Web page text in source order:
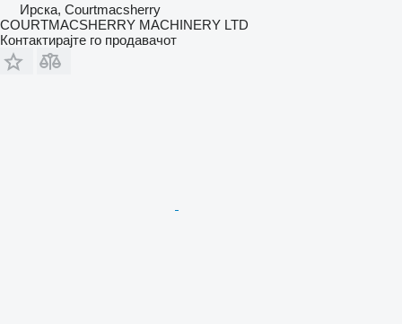
Ирска, Courtmacsherry
COURTMACSHERRY MACHINERY LTD
Контактирајте го продавачот